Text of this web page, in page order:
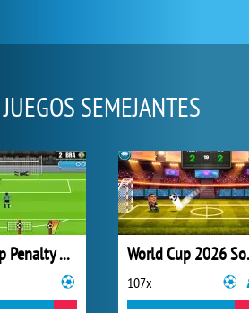
SEMEJANTES
World Cup Penalty 2018
107x